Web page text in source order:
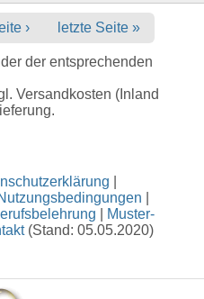
› letzte Seite »
der entsprechenden
Versandkosten (Inland
Muster-
(Stand: 05.05.2020)